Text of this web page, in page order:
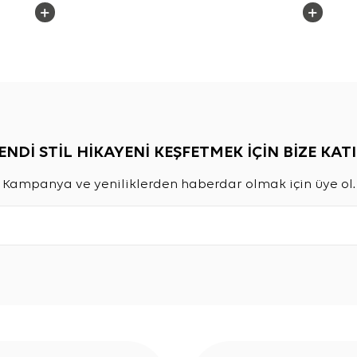
STİL HİKAYENİ KEŞFETMEK İÇİN BİZE
Kampanya ve yeniliklerden haberdar olmak için üye ol.